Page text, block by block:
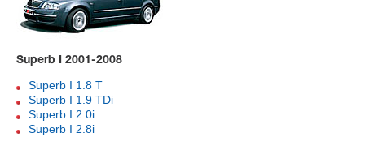
Superb I 2001-2008
Superb I 1.8 T
Superb I 1.9 TDi
Superb I 2.0i
Superb I 2.8i